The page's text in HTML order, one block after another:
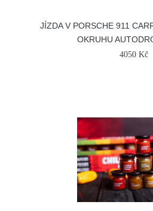
JÍZDA V PORSCHE 911
OKRUHU
4050 Kč